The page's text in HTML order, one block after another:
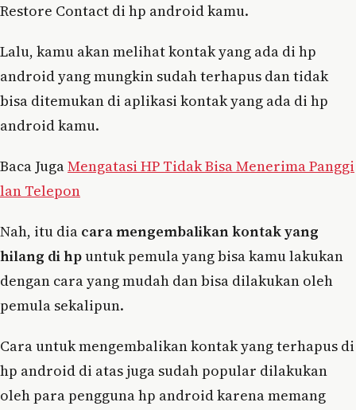
Restore Contact di hp android kamu.
Lalu, kamu akan melihat kontak yang ada di hp
android yang mungkin sudah terhapus dan tidak
bisa ditemukan di aplikasi kontak yang ada di hp
android kamu.
Baca JugaMengatasi HP Tidak Bisa Menerima Panggi
lan Telepon
Nah, itu dia cara mengembalikan kontak yang
hilang di hpuntuk pemula yang bisa kamu lakukan
dengan cara yang mudah dan bisa dilakukan oleh
pemula sekalipun.
Cara untuk mengembalikan kontak yang terhapus di
hp android di atas juga sudah popular dilakukan
oleh para pengguna hp android karena memang